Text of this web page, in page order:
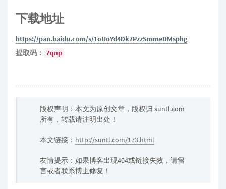
下载地址
https://pan.baidu.com/s/1oUoYd4Dk7PzzSmmeDMsphg
提取码： 7qnp
版权声明：本文为原创文章，版权归 suntl.com
所有，转载请注明出处！
本文链接： http://suntl.com/173.html
友情提示：如果博客出现404或链接失效，请留
言或者联系博主修复！